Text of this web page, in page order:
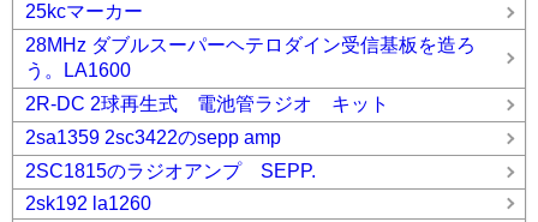
25kcマーカー
28MHz ダブルスーパーヘテロダイン受信基板を造ろ
う。LA1600
2R-DC 2球再生式 電池管ラジオ キット
2sa1359 2sc3422のsepp amp
2SC1815のラジオアンプ SEPP.
2sk192 la1260